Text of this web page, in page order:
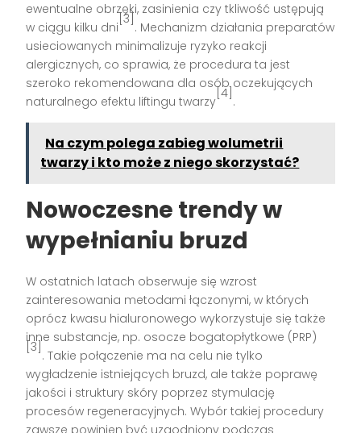
ewentualne obrzęki, zasinienia czy tkliwość ustępują
w ciągu kilku dni
[3]
. Mechanizm działania preparatów
usieciowanych minimalizuje ryzyko reakcji
alergicznych, co sprawia, że procedura ta jest
szeroko rekomendowana dla osób oczekujących
naturalnego efektu liftingu twarzy
[4]
.
Na czym polega zabieg wolumetrii
twarzy i kto może z niego skorzystać?
Nowoczesne trendy w
wypełnianiu bruzd
W ostatnich latach obserwuje się wzrost
zainteresowania metodami łączonymi, w których
oprócz kwasu hialuronowego wykorzystuje się także
inne substancje, np. osocze bogatopłytkowe (PRP)
[3]
. Takie połączenie ma na celu nie tylko
wygładzenie istniejących bruzd, ale także poprawę
jakości i struktury skóry poprzez stymulację
procesów regeneracyjnych. Wybór takiej procedury